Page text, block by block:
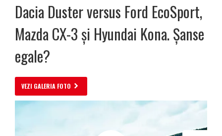
Dacia Duster versus Ford EcoSport,
Mazda CX-3 și Hyundai Kona. Șanse
egale?
VEZI GALERIA FOTO